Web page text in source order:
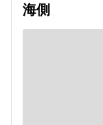
海側